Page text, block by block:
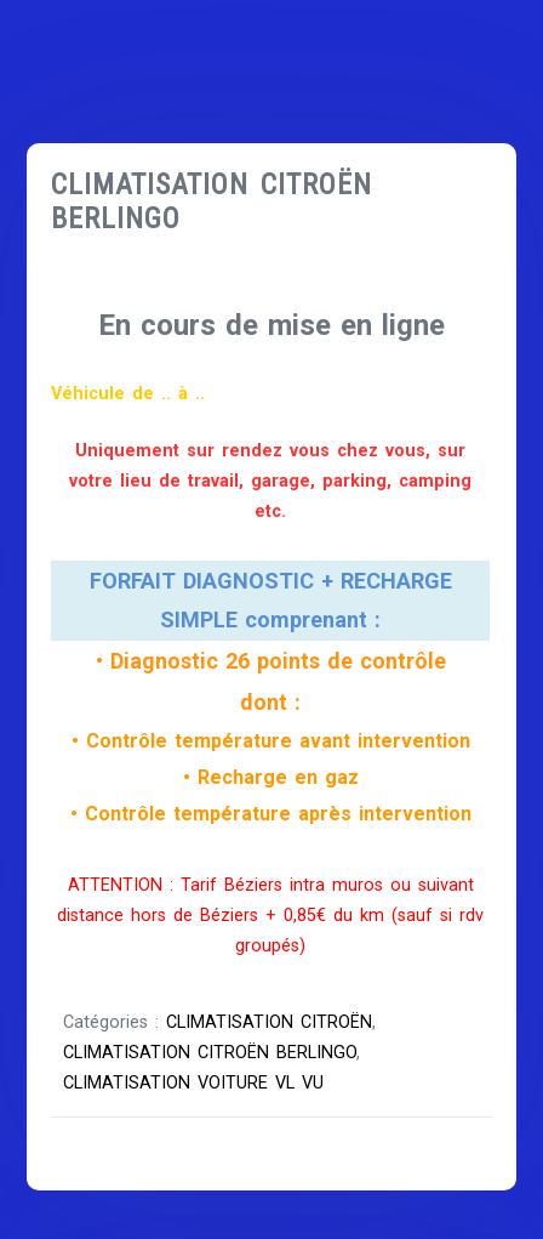
CLIMATISATION CITROËN
BERLINGO
En cours de mise en ligne
Véhicule de .. à ..
Uniquement sur rendez vous chez vous, sur
votre lieu de travail, garage, parking, camping
etc.
FORFAIT DIAGNOSTIC + RECHARGE
SIMPLE comprenant :
• Diagnostic 26 points de contrôle
dont :
• Contrôle température avant intervention
• Recharge en gaz
• Contrôle température après intervention
ATTENTION : Tarif Béziers intra muros ou suivant
distance hors de Béziers + 0,85€ du km (sauf si rdv
groupés)
Catégories :CLIMATISATION CITROËN,
CLIMATISATION CITROËN BERLINGO,
CLIMATISATION VOITURE VL VU